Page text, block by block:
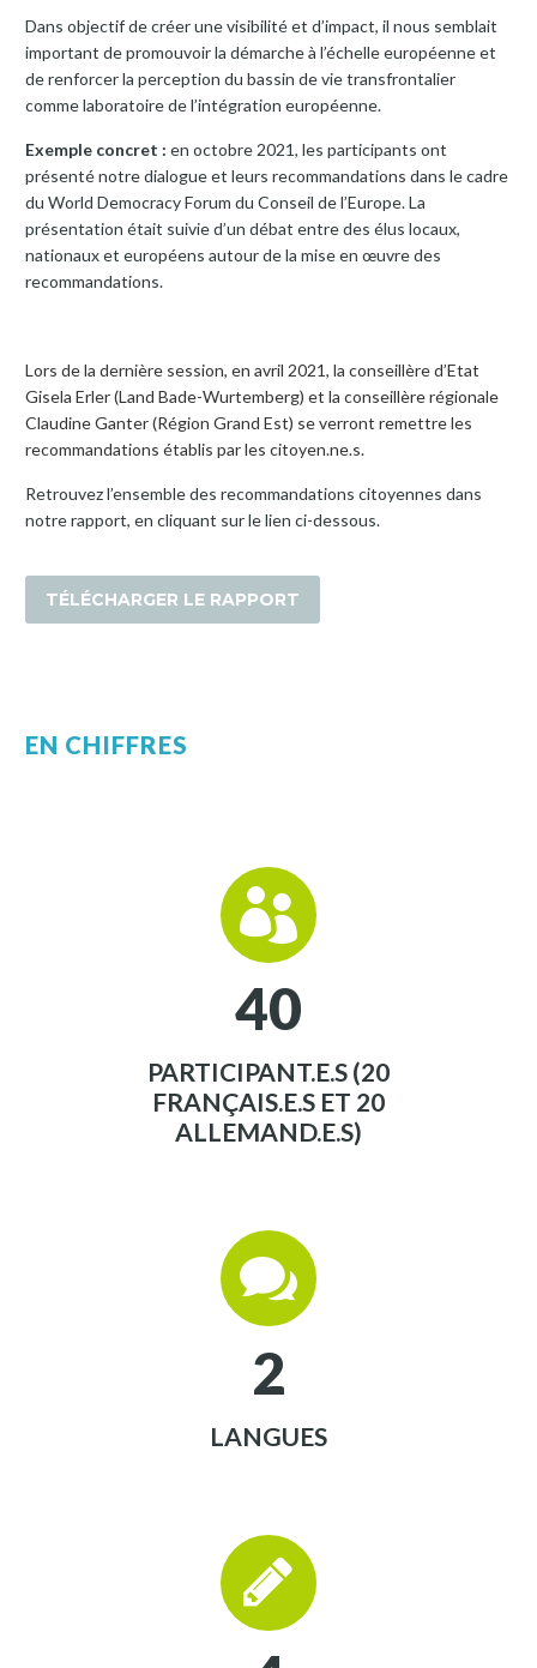
Dans objectif de créer une visibilité et d’impact, il nous semblait
important de promouvoir la démarche à l’échelle européenne et
de renforcer la perception du bassin de vie transfrontalier
comme laboratoire de l’intégration européenne.
Exemple concret : en octobre 2021, les participants ont
présenté notre dialogue et leurs recommandations dans le cadre
du World Democracy Forum du Conseil de l’Europe. La
présentation était suivie d’un débat entre des élus locaux,
nationaux et européens autour de la mise en œuvre des
recommandations.
Lors de la dernière session, en avril 2021, la conseillère d’Etat
Gisela Erler (Land Bade-Wurtemberg) et la conseillère régionale
Claudine Ganter (Région Grand Est) se verront remettre les
recommandations établis par les citoyen.ne.s.
Retrouvez l’ensemble des recommandations citoyennes dans
notre rapport, en cliquant sur le lien ci-dessous.
TÉLÉCHARGER LE RAPPORT
EN CHIFFRES


40
PARTICIPANT.E.S (20
FRANÇAIS.E.S ET 20
ALLEMAND.E.S)


2
LANGUES

